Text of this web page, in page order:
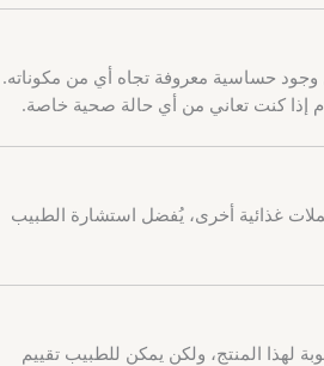
وجود حساسية معروفة تجاه أي من مكوناته.
إذا كنت تعاني من أي حالة صحية خاصة.
غذائية أخرى، يُفضل استشارة الطبيب
لهذا المنتج، ولكن يمكن للطبيب تقييم